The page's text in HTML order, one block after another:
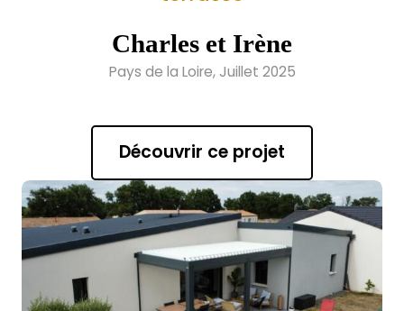
Charles et Irène
Pays de la Loire, Juillet 2025
Découvrir ce projet